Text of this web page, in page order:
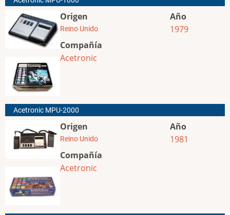
Origen
Reino Unido
Compañía
Acetronic
Año
1979
Acetronic MPU-2000
Origen
Reino Unido
Compañía
Acetronic
Año
1981